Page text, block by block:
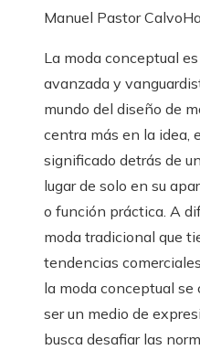
Manuel Pastor Calvo
La moda conceptual
avanzada y
mundo del diseño de
centra más en la idea,
significado detrás de
lugar de solo en su
o función práctica. A
moda tradicional que
tendencias
la moda conceptual se
ser un medio de
busca desafiar las